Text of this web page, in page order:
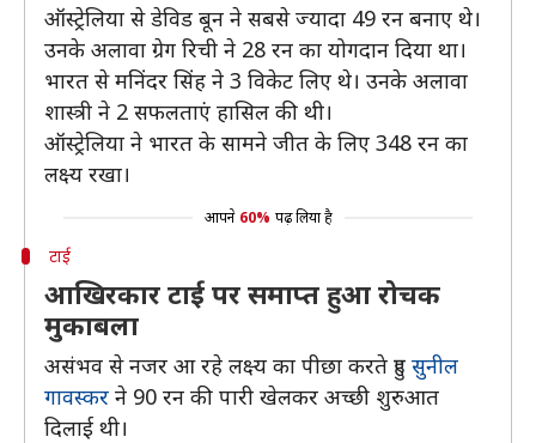
ऑस्ट्रेलिया से डेविड बून ने सबसे ज्यादा 49 रन बनाए थे।
उनके अलावा ग्रेग रिची ने 28 रन का योगदान दिया था।
भारत से मनिंदर सिंह ने 3 विकेट लिए थे। उनके अलावा
शास्त्री ने 2 सफलताएं हासिल की थी।
ऑस्ट्रेलिया ने भारत के सामने जीत के लिए 348 रन का
लक्ष्य रखा।
आपने 60% पढ़ लिया है
टाई
आखिरकार टाई पर समाप्त हुआ रोचक
मुकाबला
असंभव से नजर आ रहे लक्ष्य का पीछा करते हुए सुनील
गावस्कर ने 90 रन की पारी खेलकर अच्छी शुरुआत
दिलाई थी।